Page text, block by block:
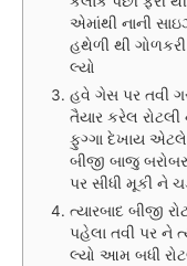
એમાંથી નાની
હથેળી થી
લ્યો
હવે ગેસ પર તવી
તૈયાર કરેલ
ફુગ્ગા દેખાય એટલે
બીજી બાજુ
પર સીધી મૂકી ને
ત્યારબાદ બીજી
પહેલા તવી પર ને
લ્યો આમ બધી